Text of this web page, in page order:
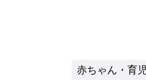
赤ちゃん・育